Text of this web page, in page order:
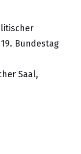
Bundestag
Saal,